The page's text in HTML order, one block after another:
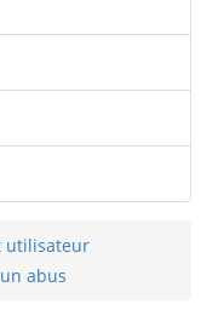
utilisateur
abus